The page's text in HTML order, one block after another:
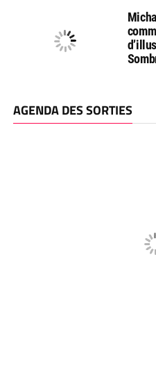
AGENDA DES SORTIES